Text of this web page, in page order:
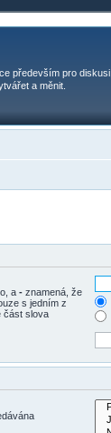
především pro diskusi,
a měnit.
a - znamená, že
s jedním z
část slova